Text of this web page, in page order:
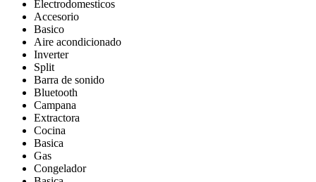
Electrodomesticos
Accesorio
Basico
Aire acondicionado
Inverter
Split
Barra de sonido
Bluetooth
Campana
Extractora
Cocina
Basica
Gas
Congelador